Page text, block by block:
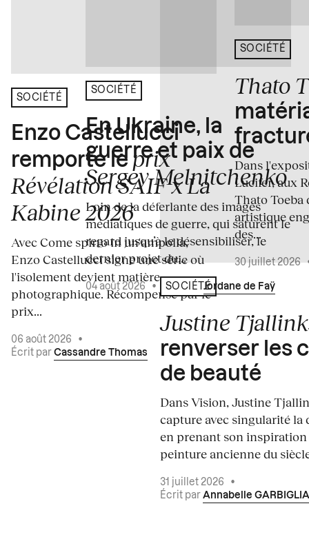
SOCIÉTÉ
Enzo Castellucci
remporte le prix
Révélation SAIF x La
Kabine 2026
Avec Come spirto in un'ampolla,
Enzo Castellucci signe une série où
l'isolement devient matière
photographique. Récompensé par le
prix...
06 août 2026
•
Écrit par Cassandre Thomas
SOCIÉTÉ
En Ukraine, la
guerre et paix de
Sergey Melnitchenko
Loin de la déferlante des images
médiatiques de guerre, qui saturent le
regard jusqu’à le désensibiliser, le
dernier projet du...
04 août 2026 • Écrit par Jordane de Faÿ
SOCIÉTÉ
Justine
renverser les
de beauté
Dans Vision, Justine
capture avec singularité la
en prenant son inspiration
peinture ancienne du
31 juillet 2026
•
Écrit par Annabelle GARBIGLIA
SOCIÉTÉ
Thato
Dans
Lucifer, aux
Thato Toeba
artistique
des...
30 juillet 2026